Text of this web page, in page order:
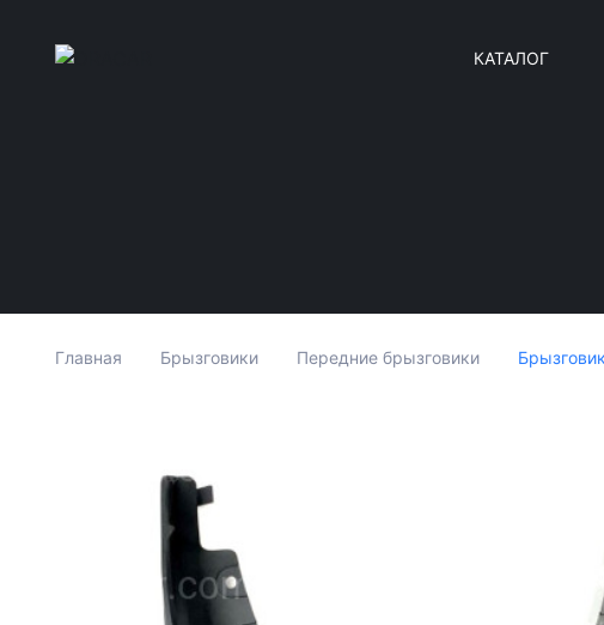
КАТАЛОГ
Главная Брызговики Передние брызговики